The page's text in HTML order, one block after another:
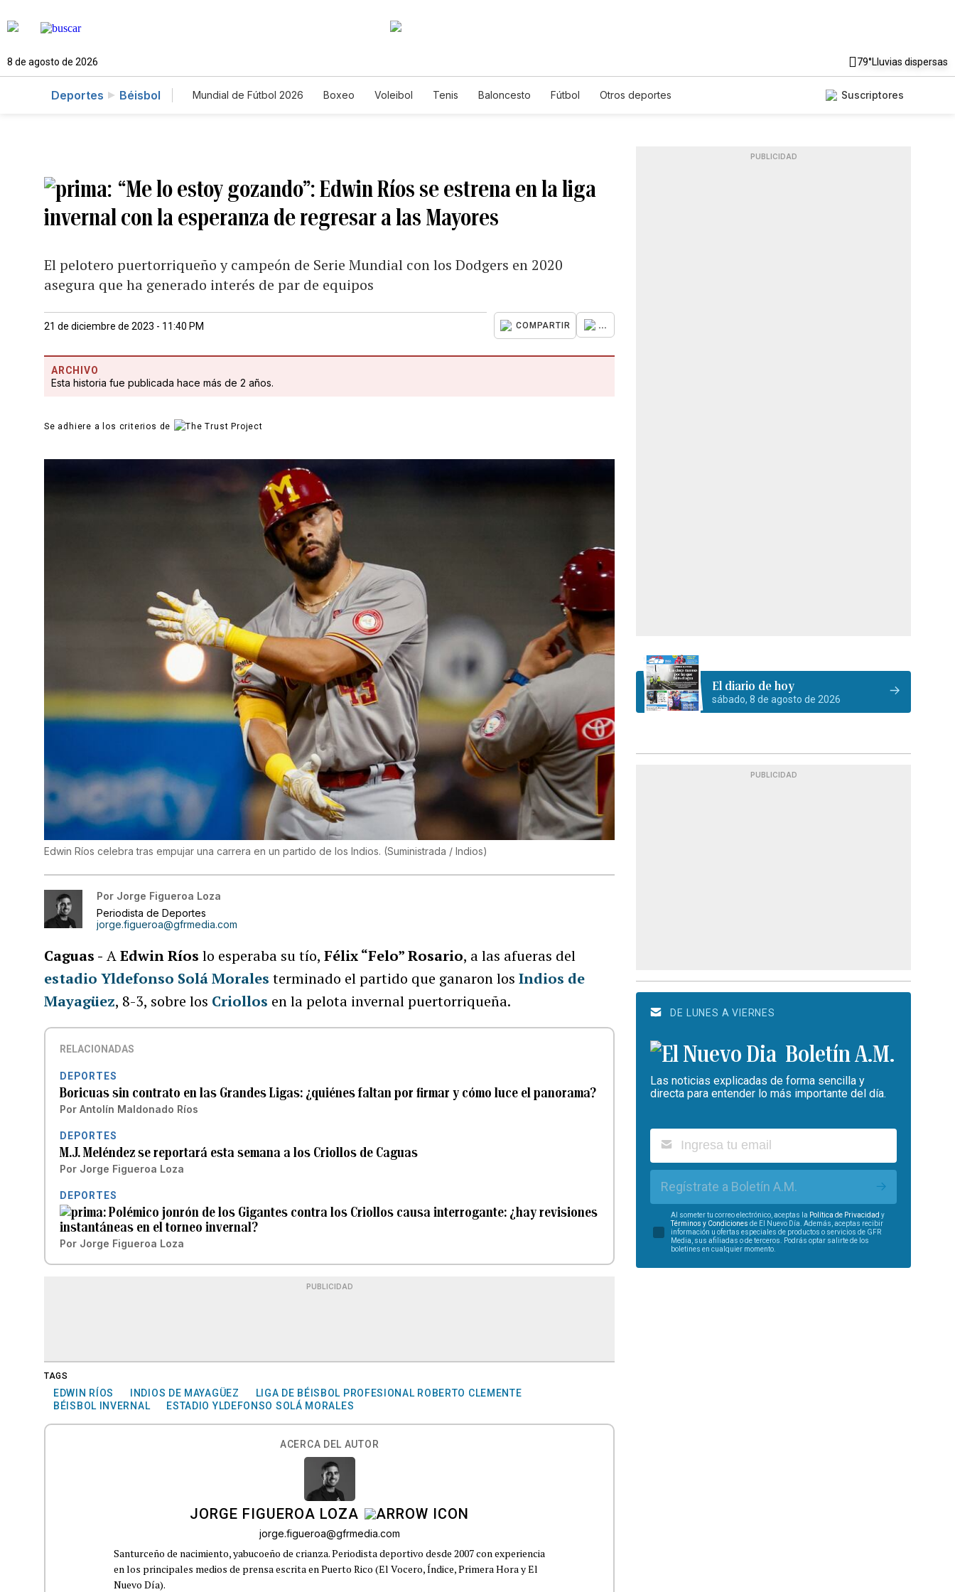
8 de agosto de 2026 79°Lluvias dispersas
Deportes Béisbol Mundial de Fútbol 2026 Boxeo Voleibol Tenis Baloncesto Fútbol Otros deportes Suscriptores
“Me lo estoy gozando”: Edwin Ríos se estrena en la liga
invernal con la esperanza de regresar a las Mayores
El pelotero puertorriqueño y campeón de Serie Mundial con los Dodgers en 2020
asegura que ha generado interés de par de equipos
21 de diciembre de 2023 - 11:40 PM COMPARTIR ...
ARCHIVO
Esta historia fue publicada hace más de 2 años.
Se adhiere a los criterios de
Edwin Ríos celebra tras empujar una carrera en un partido de los Indios. (Suministrada / Indios)
Por Jorge Figueroa Loza
Periodista de Deportes
jorge.figueroa@gfrmedia.com
Caguas - AEdwin Ríos lo esperaba su tío,Félix “Felo” Rosario, a las afueras del
estadio Yldefonso Solá Morales terminado el partido que ganaron los Indios de
Mayagüez, 8-3, sobre los Criollos en la pelota invernal puertorriqueña.
RELACIONADAS
DEPORTES
Boricuas sin contrato en las Grandes Ligas: ¿quiénes faltan por firmar y cómo luce el panorama?
Por Antolín Maldonado Ríos
DEPORTES
M.J. Meléndez se reportará esta semana a los Criollos de Caguas
Por Jorge Figueroa Loza
DEPORTES
Polémico jonrón de los Gigantes contra los Criollos causa interrogante: ¿hay revisiones
instantáneas en el torneo invernal?
Por Jorge Figueroa Loza
PUBLICIDAD
TAGS
EDWIN RÍOS INDIOS DE MAYAGÜEZ
LIGA DE BÉISBOL PROFESIONAL ROBERTO CLEMENTE
BÉISBOL INVERNAL
ESTADIO YLDEFONSO SOLÁ MORALES
ACERCA DEL AUTOR
JORGE FIGUEROA LOZA
jorge.figueroa@gfrmedia.com
Santurceño de nacimiento, yabucoeño de crianza. Periodista deportivo desde 2007 con experiencia
en los principales medios de prensa escrita en Puerto Rico (El Vocero, Índice, Primera Hora y El
Nuevo Día).
PUBLICIDAD
El diario de hoy
sábado, 8 de agosto de 2026
PUBLICIDAD
DE LUNES A VIERNES
Boletín A.M.
Las noticias explicadas de forma sencilla y
directa para entender lo más importante del día.
Regístrate a Boletín A.M.
Al someter tu correo electrónico, aceptas la Política de Privacidad y
Términos y Condiciones de El Nuevo Día. Además, aceptas recibir
información u ofertas especiales de productos o servicios de GFR
Media, sus afiliadas o de terceros. Podrás optar salirte de los
boletines en cualquier momento.